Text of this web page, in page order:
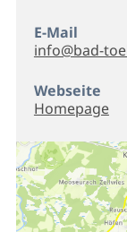
E-Mail
info@bad-
Webseite
Homepage